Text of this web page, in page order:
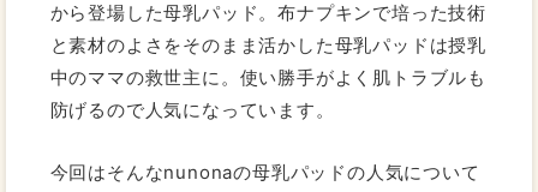
から登場した母乳パッド。布ナプキンで培った技術
と素材のよさをそのまま活かした母乳パッドは授乳
中のママの救世主に。使い勝手がよく肌トラブルも
防げるので人気になっています。
今回はそんなnunonaの母乳パッドの人気について